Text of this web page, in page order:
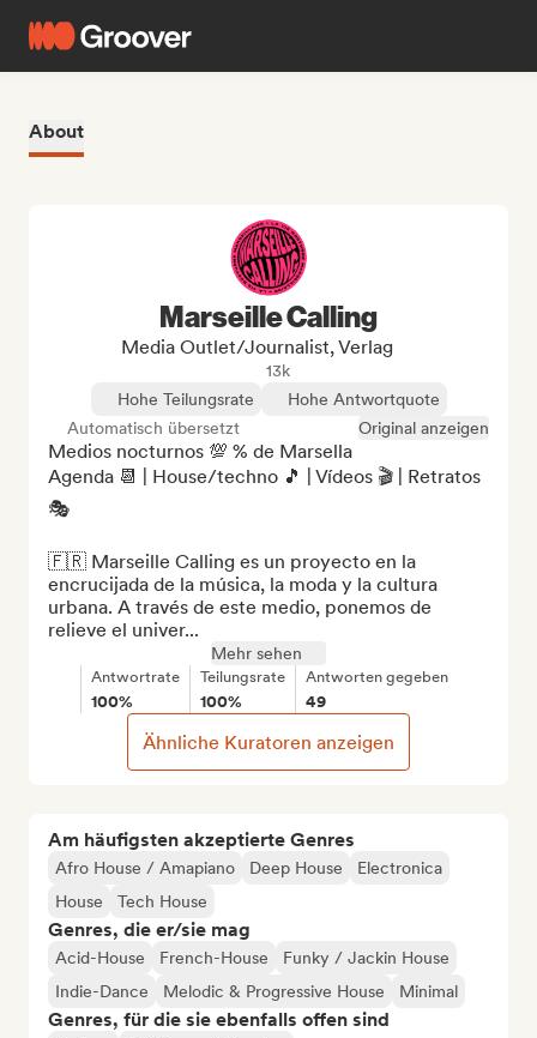
About
Am häufigsten akzeptierte Genres
Afro House / Amapiano Deep House
Electronica
House
Tech House
Genres, die er/sie mag
Acid-House French-House
Funky / Jackin House
Indie-Dance
Melodic & Progressive House Minimal
Genres, für die sie ebenfalls offen sind
Marseille Calling
Media Outlet/Journalist, Verlag
13k
Hohe Teilungsrate
Hohe Antwortquote
Automatisch übersetzt
Original anzeigen
Medios nocturnos 💯 % de Marsella
Agenda 📆 | House/techno 🎵 | Vídeos 🎬 | Retratos
🎭
🇫🇷 Marseille Calling es un proyecto en la
encrucijada de la música, la moda y la cultura
urbana. A través de este medio, ponemos de
relieve el univer...
Mehr sehen
Antwortrate
100%
Teilungsrate
100%
Antworten gegeben
49
Ähnliche Kuratoren anzeigen